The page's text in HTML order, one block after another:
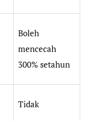
Boleh
mencecah
300% setahun
Tidak